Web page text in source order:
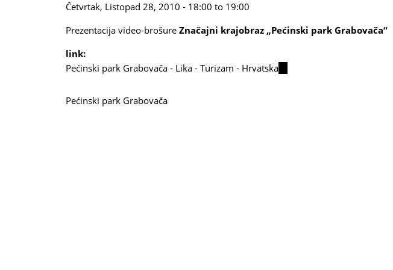
Četvrtak, Listopad 28, 2010 - 18:00 to 19:00
Prezentacija video-brošure Značajni krajobraz „Pećinski park Grabovača“
link:
Pećinski park Grabovača - Lika - Turizam - Hrvatska
Pećinski park Grabovača